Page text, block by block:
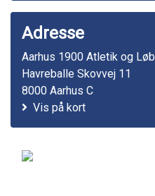
Adresse
Aarhus 1900 Atletik og Løb
Havreballe Skovvej 11
8000 Aarhus C
Vis på kort